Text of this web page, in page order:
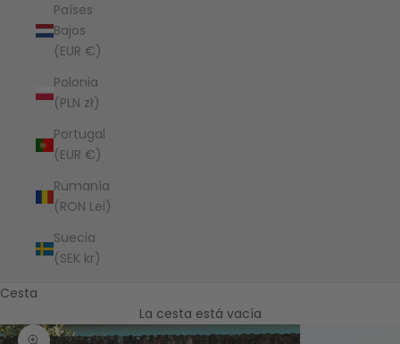
Países
Bajos
(EUR €)
Polonia
(PLN zł)
Portugal
(EUR €)
Rumanía
(RON Lei)
Suecia
(SEK kr)
Cesta
La cesta está vacía